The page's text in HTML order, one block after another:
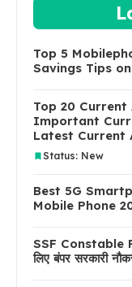
Top 5
Savings Tips
Top 20
Important
Latest Current
Status: New
Best 5G
Mobile Phone
SSF Constable
लिए बंपर सरकारी